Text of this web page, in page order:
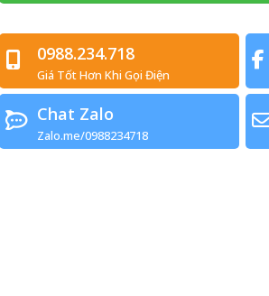
0988.234.718
Giá Tốt Hơn Khi Gọi Điện
Chat Zalo
Zalo.me/0988234718